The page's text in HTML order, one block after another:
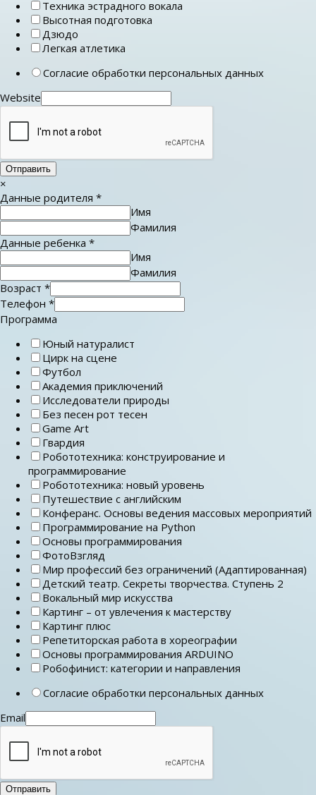
Техника эстрадного вокала
Высотная подготовка
Дзюдо
Легкая атлетика
Согласие обработки персональных данных
Website
Отправить
×
Данные родителя *
Имя
Фамилия
Данные ребенка *
Имя
Фамилия
Возраст *
Телефон *
Программа
Юный натуралист
Цирк на сцене
Футбол
Академия приключений
Исследователи природы
Без песен рот тесен
Game Art
Гвардия
Робототехника: конструирование и
программирование
Робототехника: новый уровень
Путешествие с английским
Конферанс. Основы ведения массовых мероприятий
Программирование на Python
Основы программирования
ФотоВзгляд
Мир профессий без ограничений (Адаптированная)
Детский театр. Секреты творчества. Ступень 2
Вокальный мир искусства
Картинг – от увлечения к мастерству
Картинг плюс
Репетиторская работа в хореографии
Основы программирования ARDUINO
Робофинист: категории и направления
Согласие обработки персональных данных
Email
Отправить